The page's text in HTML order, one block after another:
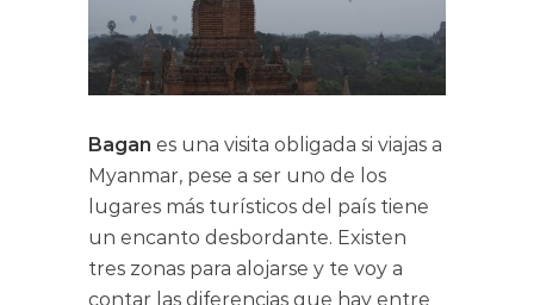
Bagan es una visita obligada si viajas a
Myanmar, pese a ser uno de los
lugares más turísticos del país tiene
un encanto desbordante. Existen
tres zonas para alojarse y te voy a
contar las diferencias que hay entre